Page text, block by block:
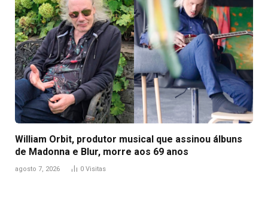
William Orbit, produtor musical que assinou álbuns
de Madonna e Blur, morre aos 69 anos
agosto 7, 2026 0 Visitas